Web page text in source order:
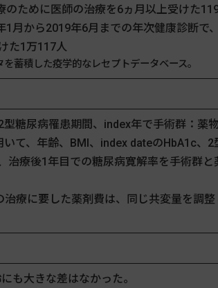
ために医師の治療を6ヵ月以上受けた
月から2019年6月までの年次健康診断で
た1万117人
蓄積した疫学的なレセプトデータベース。
糖尿病罹患期間、index年で手術群：薬
て、年齢、BMI、index dateのHbA1c、2
治療後1年目での糖尿病寛解率を手術群と
療に要した薬剤費は、同じ共変量を調整
も大きな差はなかった。